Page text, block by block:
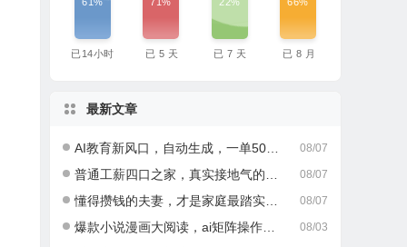
已14小时 已 5 天 已 7 天 已 8 月
最新文章
08/07
AI教育新风口，自动生成，一单500+，月入2W+!
08/07
普通工薪四口之家，真实接地气的攒钱日常
08/07
懂得攒钱的夫妻，才是家庭最踏实的底气
08/03
爆款小说漫画大阅读，ai矩阵操作，当天可见收益，号称日入400+